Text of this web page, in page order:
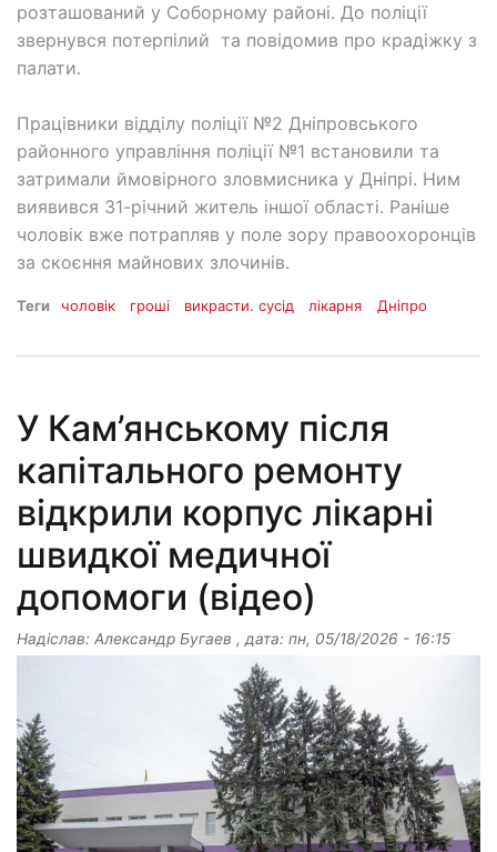
розташований у Соборному районі. До поліції
звернувся потерпілий та повідомив про крадіжку з
палати.
Працівники відділу поліції №2 Дніпровського
районного управління поліції №1 встановили та
затримали ймовірного зловмисника у Дніпрі. Ним
виявився 31-річний житель іншої області. Раніше
чоловік вже потрапляв у поле зору правоохоронців
за скоєння майнових злочинів.
Теги чоловік гроші викрасти. сусід лікарня Дніпро
У Кам’янському після
капітального ремонту
відкрили корпус лікарні
швидкої медичної
допомоги (відео)
Надіслав: Александр Бугаев , дата: пн, 05/18/2026 - 16:15